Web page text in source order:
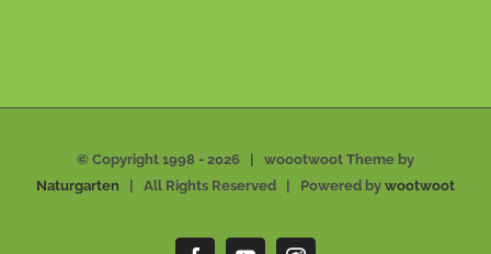
© Copyright 1998 - 2026 | woootwoot Theme by
Naturgarten | All Rights Reserved | Powered by wootwoot